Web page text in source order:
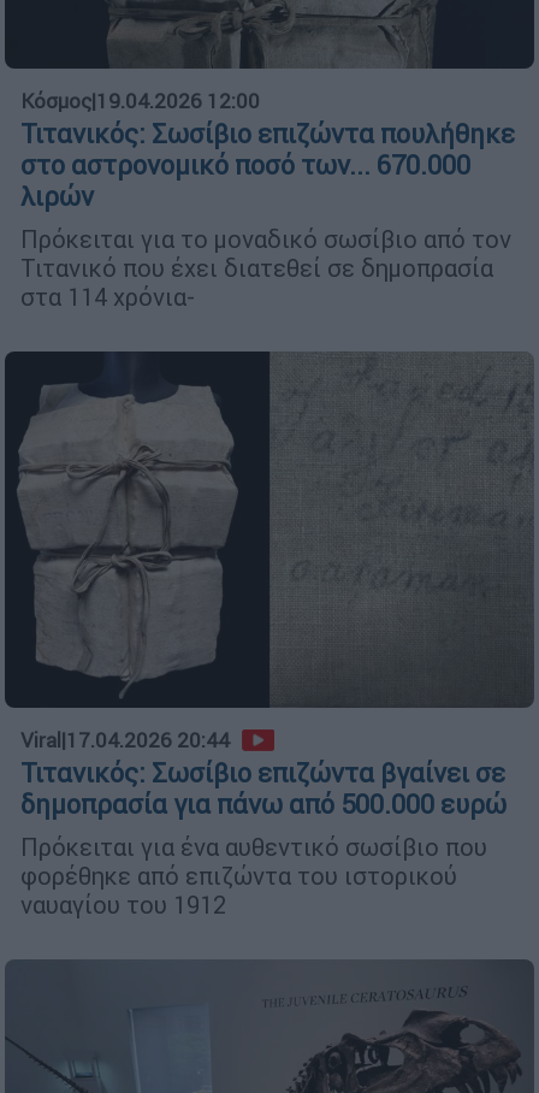
Κόσμος|19.04.2026 12:00
Τιτανικός: Σωσίβιο επιζώντα πουλήθηκε
στο αστρονομικό ποσό των... 670.000
λιρών
Πρόκειται για το μοναδικό σωσίβιο από τον
Τιτανικό που έχει διατεθεί σε δημοπρασία
στα 114 χρόνια-
Viral |17.04.2026 20:44
Τιτανικός: Σωσίβιο επιζώντα βγαίνει σε
δημοπρασία για πάνω από 500.000 ευρώ
Πρόκειται για ένα αυθεντικό σωσίβιο που
φορέθηκε από επιζώντα του ιστορικού
ναυαγίου του 1912